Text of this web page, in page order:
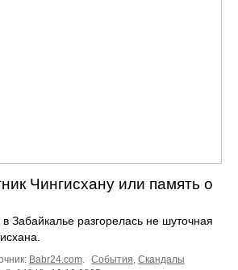
Чингисхану или память о
Забайкалье разгорелась не шуточная
Babr24.com. События, Скандалы